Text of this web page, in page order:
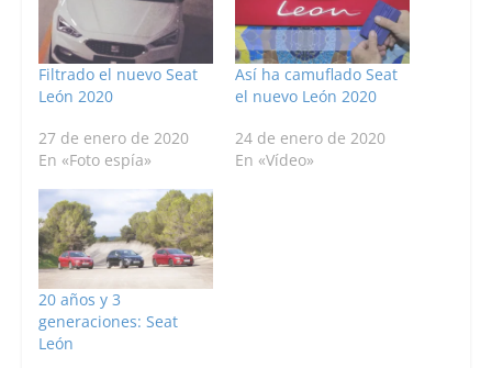
Filtrado el nuevo Seat
León 2020
27 de enero de 2020
En «Foto espía»
Así ha camuflado Seat
el nuevo León 2020
24 de enero de 2020
En «Vídeo»
20 años y 3
generaciones: Seat
León